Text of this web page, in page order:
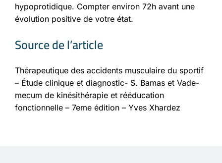
hypoprotidique. Compter environ 72h avant une
évolution positive de votre état.
Source de l’article
Thérapeutique des accidents musculaire du sportif
– Étude clinique et diagnostic- S. Bamas et Vade-
mecum de kinésithérapie et rééducation
fonctionnelle – 7eme édition – Yves Xhardez